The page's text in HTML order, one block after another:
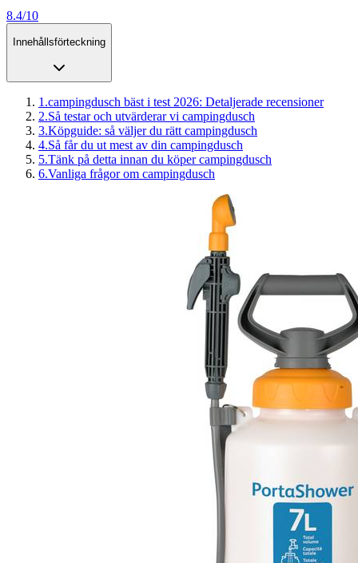
8.4/10
Innehållsförteckning
1 .campingdusch bäst i test 2026: Detaljerade recensioner
2.Så testar och utvärderar vi campingdusch
3.Köpguide: så väljer du rätt campingdusch
4.Så får du ut mest av din campingdusch
5.Tänk på detta innan du köper campingdusch
6.Vanliga frågor om campingdusch